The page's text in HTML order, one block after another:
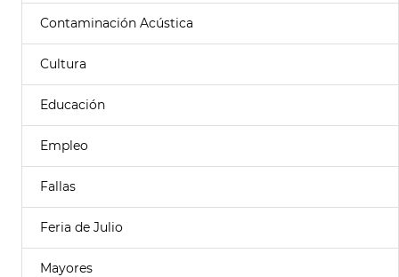
Contaminación Acústica
Cultura
Educación
Empleo
Fallas
Feria de Julio
Mayores